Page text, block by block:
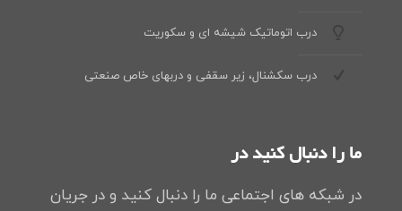
درب اتوماتیک شیشه ای و سکوریت
درب سکشنال، زیر سقفی و دربهای خاص صنعتی
ما را دنبال کنید در
در شبکه های اجتماعی ما را دنبال کنید و در جریان